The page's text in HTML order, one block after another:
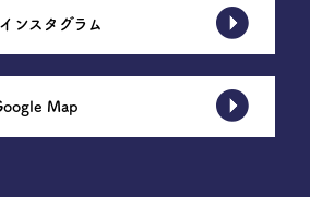
ンスタグラム
Map